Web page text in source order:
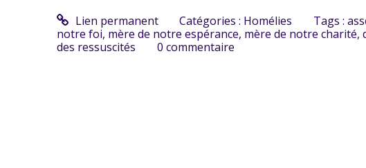
Lien permanent Catégories : Homélies Tags :
notre foi, mère de notre espérance, mère de notre charité,
des ressuscités
0 commentaire